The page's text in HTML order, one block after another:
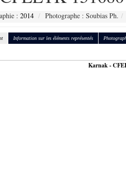
: 2014 Photographe : Soubias Ph.
Information sur les éléments représentés